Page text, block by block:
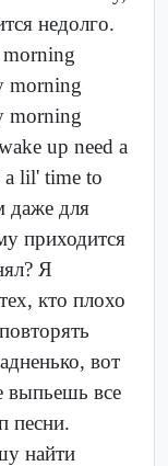
недолго.
morning
morning
morning
up need a
a lil' time to
даже для
приходится
Я
кто плохо
вот
выпьешь все
песни.
найти